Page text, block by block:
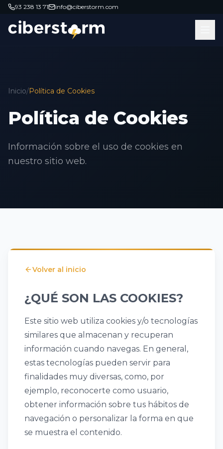
93 238 13 71 info@ciberstorm.com
Inicio/Política de Cookies
Política de Cookies
Información sobre el uso de cookies en
nuestro sitio web.
Volver al inicio
¿QUÉ SON LAS COOKIES?
Este sitio web utiliza cookies y/o tecnologías
similares que almacenan y recuperan
información cuando navegas. En general,
estas tecnologías pueden servir para
finalidades muy diversas, como, por
ejemplo, reconocerte como usuario,
obtener información sobre tus hábitos de
navegación o personalizar la forma en que
se muestra el contenido.